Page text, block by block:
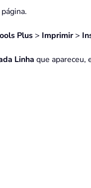
Plus > Imprimir>
Linha que apareceu,